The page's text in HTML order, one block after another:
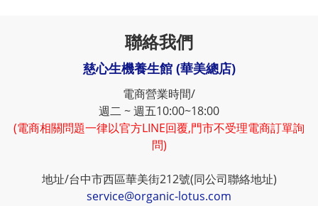
聯絡我們
慈心生機養生館 (華美總店)
電商營業時間/
週二 ~ 週五10:00~18:00
(電商相關問題一律以官方LINE回覆,門市不受理電商訂單詢
問)
地址/台中市西區華美街212號(同公司聯絡地址)
service@organic-lotus.com